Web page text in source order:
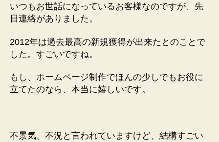
お
客
様
の
いつもお世話になっているお客様なのですが、先
日連絡がありました。
2012年は過去最高の新規獲得が出来たとのことで
した。すごいですね。
もし、ホームページ制作でほんの少しでもお役に
立てたのなら、本当に嬉しいです。
不景気、不況と言われていますけど、結構すごい